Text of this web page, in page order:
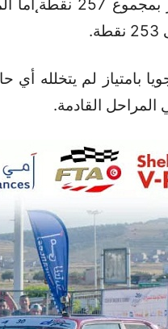
بامتياز لم يتخلله أي
المراحل القادمة.